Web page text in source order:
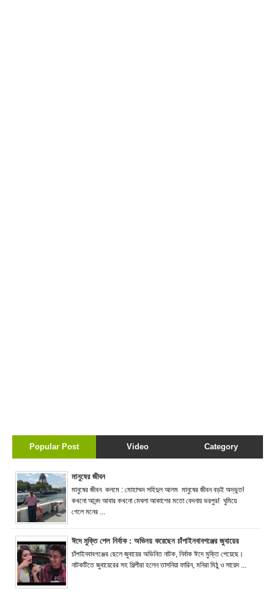
Popular Post Video Category
মানুষের জীবন
মানুষের জীবন কলমে : মোহাম্মদ সহিদুল আলম মানুষের জীবন বড়ই অদ্ভুত!
কখনো আনন্দ আবার কখনো মেঘলা আকাশের মতো বেদনায় ভরপুর! ঘুমিয়ে
গেলে মনের ...
ঈদে মুক্তি পেল নির্বাক : অভিনয় করেছেন চাঁপাইনবাবগঞ্জের জুবায়ের
চাঁপাইনবাবগঞ্জের ছেলে জুবায়ের অভিনিত নাটক, নির্বাক ঈদে মুক্তি পেয়েছে।
নাটকটিতে জুবায়েরের সহ শিল্পীরা হলেন তাসনিয়া ফারিন, মনিরা মিঠু ও সায়েদ ...